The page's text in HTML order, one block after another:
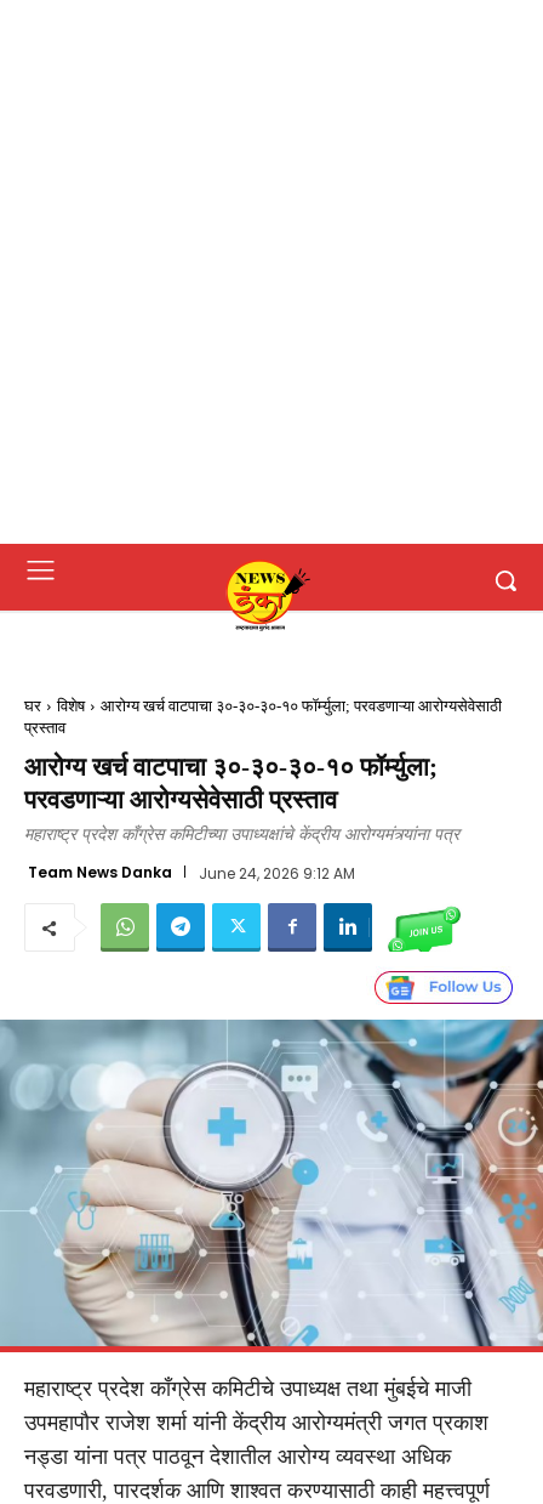
घर विशेष
आरोग्य खर्च वाटपाचा ३०-३०-३०-१० फॉर्म्युला; परवडणाऱ्या आरोग्यसेवेसाठी
प्रस्ताव
आरोग्य खर्च वाटपाचा ३०-३०-३०-१० फॉर्म्युला;
परवडणाऱ्या आरोग्यसेवेसाठी प्रस्ताव
महाराष्ट्र प्रदेश काँग्रेस कमिटीच्या उपाध्यक्षांचे केंद्रीय आरोग्यमंत्र्यांना पत्र
Team News Danka June 24, 2026 9:12 AM
महाराष्ट्र प्रदेश काँग्रेस कमिटीचे उपाध्यक्ष तथा मुंबईचे माजी
उपमहापौर राजेश शर्मा यांनी केंद्रीय आरोग्यमंत्री जगत प्रकाश
नड्डा यांना पत्र पाठवून देशातील आरोग्य व्यवस्था अधिक
परवडणारी, पारदर्शक आणि शाश्वत करण्यासाठी काही महत्त्वपूर्ण